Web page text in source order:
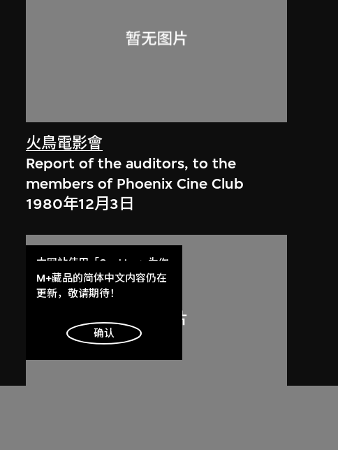
火鳥電影會
Report of the auditors, to the
members of Phoenix Cine Club
1980年12月3日
本网站使用「Cookies」为你
提供最好的网站体验。
了解更多
明白
M+藏品的简体中文内容仍在
更新，敬请期待！
确认